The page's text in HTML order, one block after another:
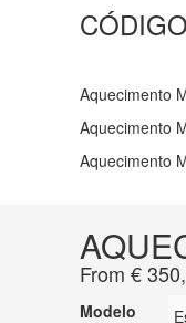
Aquecimento
Aquecimento
Aquecimento
From €
Modelo